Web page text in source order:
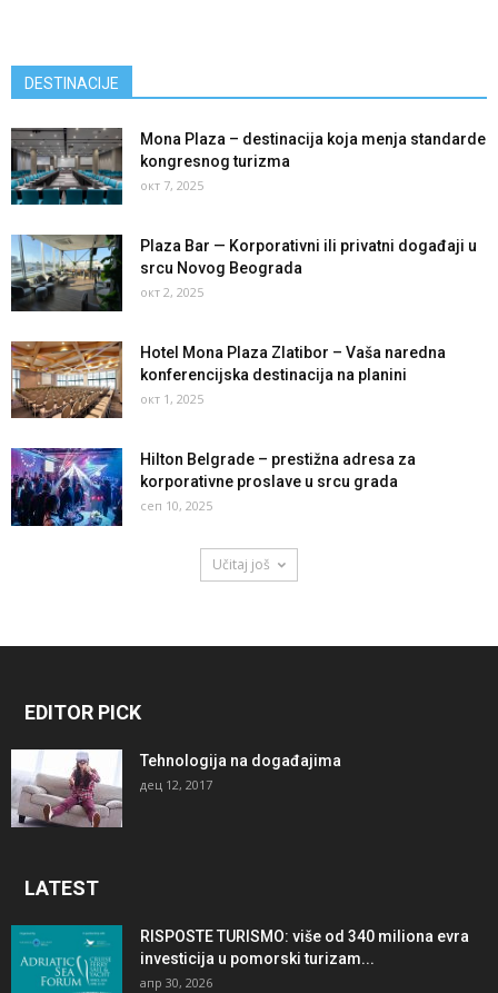
DESTINACIJE
Mona Plaza – destinacija koja menja standarde
kongresnog turizma
окт 7, 2025
Plaza Bar — Korporativni ili privatni događaji u
srcu Novog Beograda
окт 2, 2025
Hotel Mona Plaza Zlatibor – Vaša naredna
konferencijska destinacija na planini
окт 1, 2025
Hilton Belgrade – prestižna adresa za
korporativne proslave u srcu grada
сеп 10, 2025
Učitaj još
EDITOR PICK
Tehnologija na događajima
дец 12, 2017
LATEST
RISPOSTE TURISMO: više od 340 miliona evra
investicija u pomorski turizam...
апр 30, 2026